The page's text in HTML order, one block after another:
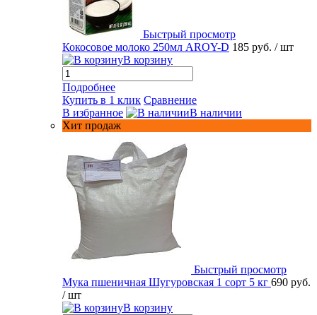
Быстрый просмотр
Кокосовое молоко 250мл AROY-D 185 руб. / шт
В корзину
Подробнее
Купить в 1 клик Сравнение
В избранное
В наличии
Хит продаж
Быстрый просмотр
Мука пшеничная Шугуровская 1 сорт 5 кг 690 руб.
/ шт
В корзину